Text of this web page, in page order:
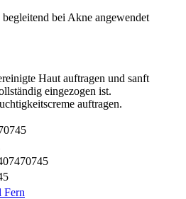
bei Akne angewendet
Haut auftragen und sanft
eingezogen ist.
auftragen.
Fern